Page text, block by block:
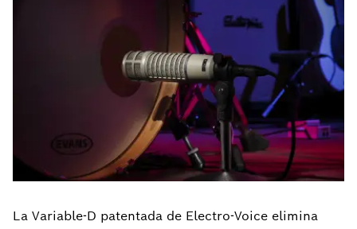
La Variable-D patentada de Electro-Voice elimina